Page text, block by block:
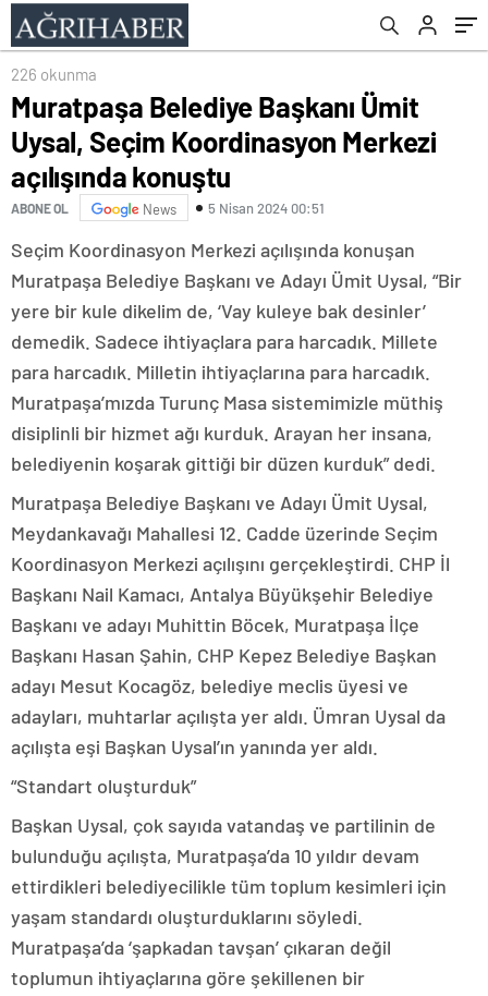
konuştu
226 okunma
Muratpaşa Belediye Başkanı Ümit
Uysal, Seçim Koordinasyon Merkezi
açılışında konuştu
ABONE OL News 5 Nisan 2024 00:51
Seçim Koordinasyon Merkezi açılışında konuşan
Muratpaşa Belediye Başkanı ve Adayı Ümit Uysal, “Bir
yere bir kule dikelim de, ‘Vay kuleye bak desinler’
demedik. Sadece ihtiyaçlara para harcadık. Millete
para harcadık. Milletin ihtiyaçlarına para harcadık.
Muratpaşa’mızda Turunç Masa sistemimizle müthiş
disiplinli bir hizmet ağı kurduk. Arayan her insana,
belediyenin koşarak gittiği bir düzen kurduk” dedi.
Muratpaşa Belediye Başkanı ve Adayı Ümit Uysal,
Meydankavağı Mahallesi 12. Cadde üzerinde Seçim
Koordinasyon Merkezi açılışını gerçekleştirdi. CHP İl
Başkanı Nail Kamacı, Antalya Büyükşehir Belediye
Başkanı ve adayı Muhittin Böcek, Muratpaşa İlçe
Başkanı Hasan Şahin, CHP Kepez Belediye Başkan
adayı Mesut Kocagöz, belediye meclis üyesi ve
adayları, muhtarlar açılışta yer aldı. Ümran Uysal da
açılışta eşi Başkan Uysal’ın yanında yer aldı.
“Standart oluşturduk”
Başkan Uysal, çok sayıda vatandaş ve partilinin de
bulunduğu açılışta, Muratpaşa’da 10 yıldır devam
ettirdikleri belediyecilikle tüm toplum kesimleri için
yaşam standardı oluşturduklarını söyledi.
Muratpaşa’da ‘şapkadan tavşan’ çıkaran değil
toplumun ihtiyaçlarına göre şekillenen bir